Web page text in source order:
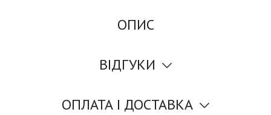
ОПИС
ВІДГУКИ
ОПЛАТА І ДОСТАВКА